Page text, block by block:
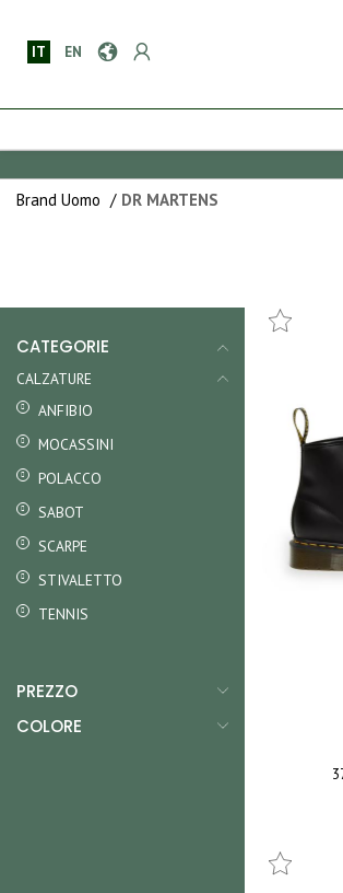
IT EN
Brand Uomo / DR MARTENS
CATEGORIE
CALZATURE
ANFIBIO
MOCASSINI
POLACCO
SABOT
SCARPE
STIVALETTO
TENNIS
PREZZO
COLORE